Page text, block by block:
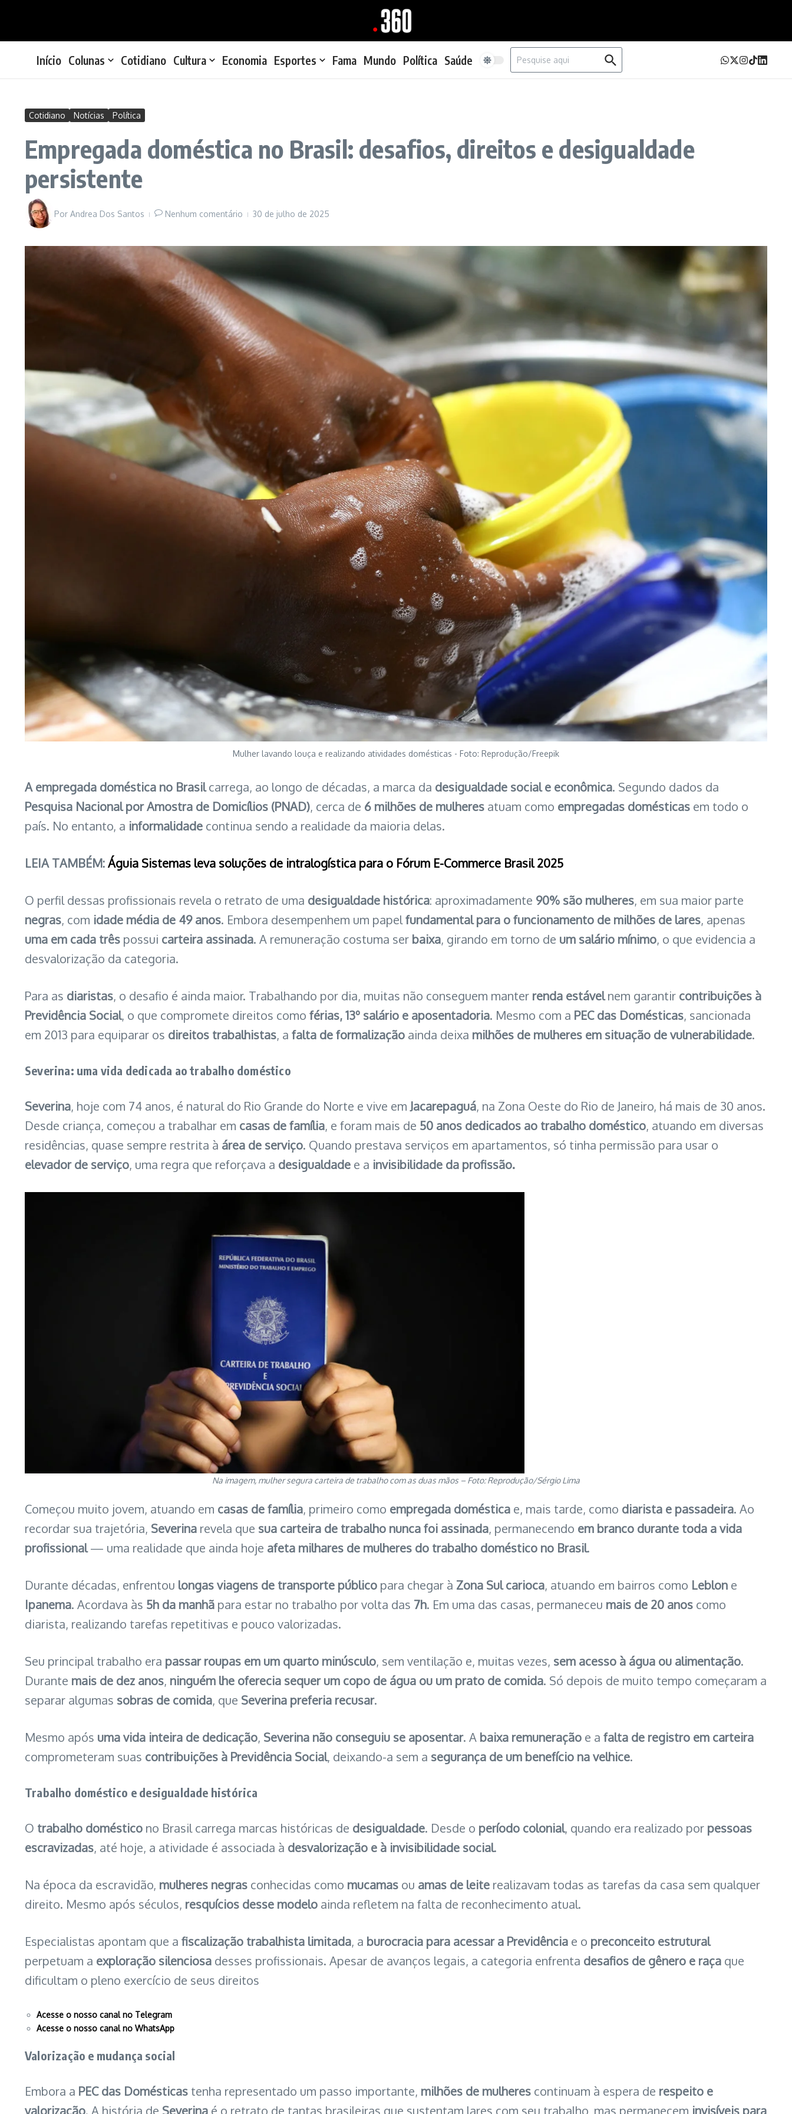
Início Colunas Cotidiano Cultura Economia Esportes Fama Mundo Política Saúde
Procurar por:
Cotidiano Notícias Política
Empregada doméstica no Brasil: desafios, direitos e desigualdade
persistente
Por Andrea Dos Santos Nenhum comentário 30 de julho de 2025
Mulher lavando louça e realizando atividades domésticas - Foto: Reprodução/Freepik
A empregada doméstica no Brasilcarrega, ao longo de décadas, a marca da desigualdade social e econômica. Segundo dados da
Pesquisa Nacional por Amostra de Domicílios (PNAD), cerca de 6 milhões de mulheres atuam como empregadas domésticas em todo o
país. No entanto, a informalidade continua sendo a realidade da maioria delas.
LEIA TAMBÉM:Águia Sistemas leva soluções de intralogística para o Fórum E-Commerce Brasil 2025
O perfil dessas profissionais revela o retrato de uma desigualdade histórica: aproximadamente 90% são mulheres, em sua maior parte
negras, com idade média de 49 anos. Embora desempenhem um papelfundamental para o funcionamento de milhões de lares, apenas
uma em cada três possui carteira assinada. A remuneração costuma ser baixa, girando em torno de um salário mínimo, o que evidencia a
desvalorização da categoria.
Para as diaristas, o desafio é ainda maior. Trabalhando por dia, muitas não conseguem manter renda estávelnem garantir contribuições à
Previdência Social, o que compromete direitos como férias, 13º salário e aposentadoria. Mesmo com a PEC das Domésticas, sancionada
em 2013 para equiparar os direitos trabalhistas, a falta de formalização ainda deixa milhões de mulheres em situação de vulnerabilidade.
Severina: uma vida dedicada ao trabalho doméstico
Severina, hoje com 74 anos, é natural do Rio Grande do Norte e vive emJacarepaguá, na Zona Oeste do Rio de Janeiro, há mais de 30 anos.
Desde criança, começou a trabalhar em casas de família, e foram mais de 50 anos dedicados ao trabalho doméstico, atuando em diversas
residências, quase sempre restrita à área de serviço. Quando prestava serviços em apartamentos, só tinha permissão para usar o
elevador de serviço, uma regra que reforçava a desigualdade e a invisibilidade da profissão.
Na imagem, mulher segura carteira de trabalho com as duas mãos – Foto: Reprodução/Sérgio Lima
Começou muito jovem, atuando em casas de família, primeiro como empregada doméstica e, mais tarde, como diarista e passadeira. Ao
recordar sua trajetória, Severina revela que sua carteira de trabalho nunca foi assinada, permanecendo em branco durante toda a vida
profissional— uma realidade que ainda hoje afeta milhares de mulheres do trabalho doméstico no Brasil.
Durante décadas, enfrentou longas viagens de transporte público para chegar à Zona Sul carioca, atuando em bairros como Leblon e
Ipanema. Acordava às 5h da manhã para estar no trabalho por volta das 7h. Em uma das casas, permaneceu mais de 20 anos como
diarista, realizando tarefas repetitivas e pouco valorizadas.
Seu principal trabalho era passar roupas em um quarto minúsculo, sem ventilação e, muitas vezes, sem acesso à água ou alimentação.
Durante mais de dez anos, ninguém lhe oferecia sequer um copo de água ou um prato de comida. Só depois de muito tempo começaram a
separar algumas sobras de comida, que Severina preferia recusar.
Mesmo após uma vida inteira de dedicação, Severina não conseguiu se aposentar. A baixa remuneração e a falta de registro em carteira
comprometeram suas contribuições à Previdência Social, deixando-a sem a segurança de um benefício na velhice.
Trabalho doméstico e desigualdade histórica
O trabalho doméstico no Brasil carrega marcas históricas de desigualdade. Desde o período colonial, quando era realizado por pessoas
escravizadas, até hoje, a atividade é associada à desvalorização e à invisibilidade social.
Na época da escravidão, mulheres negras conhecidas como mucamas ou amas de leite realizavam todas as tarefas da casa sem qualquer
direito. Mesmo após séculos, resquícios desse modelo ainda refletem na falta de reconhecimento atual.
Especialistas apontam que a fiscalização trabalhista limitada, a burocracia para acessar a Previdência e o preconceito estrutural
perpetuam a exploração silenciosa desses profissionais. Apesar de avanços legais, a categoria enfrenta desafios de gênero e raça que
dificultam o pleno exercício de seus direitos
Acesse o nosso canal no Telegram
Acesse o nosso canal no WhatsApp
Valorização e mudança social
Embora a PEC das Domésticas tenha representado um passo importante, milhões de mulheres continuam à espera de respeito e
valorização. A história de Severina é o retrato de tantas brasileiras que sustentam lares com seu trabalho, mas permanecem invisíveis para